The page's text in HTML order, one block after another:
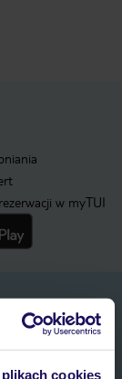
cookies
w myTUI